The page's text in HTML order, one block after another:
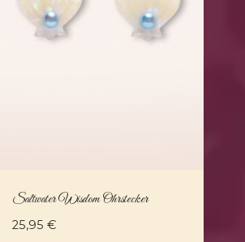
Saltwater Wisdom Ohrstecker
25,95€